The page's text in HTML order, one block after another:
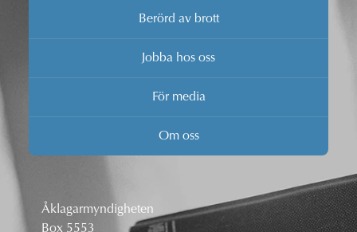
Berörd av brott
Jobba hos oss
För media
Om oss
Åklagarmyndigheten
Box 5553